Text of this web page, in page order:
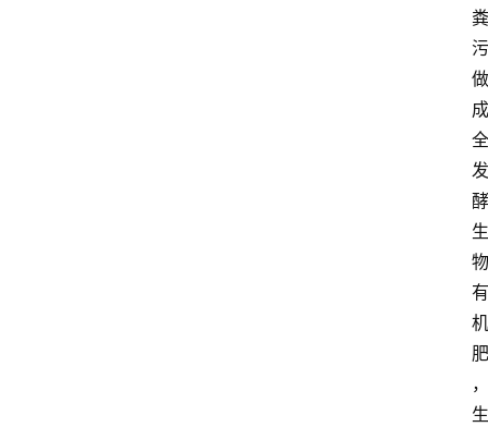
粪
污
做
成
全
发
酵
生
物
有
机
肥
，
生